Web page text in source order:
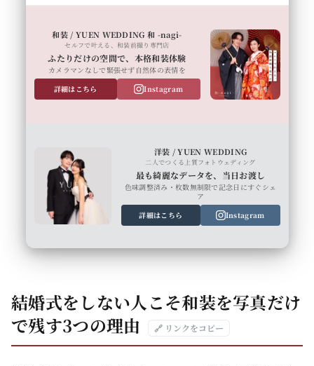
和装 / YUEN WEDDING 和 -nagi-
セルフで叶える、和装前撮り専門店
ふたりだけの空間で、本格和装体験
カメラマンなしで緊張せず自然体の表情を
詳細はこちら
Instagram
洋装 / YUEN WEDDING
二人でつくる上質フォトウェディング
最も綺麗なデータを、当日お渡し
色味調整済み・枚数無制限で記念日にすぐシェ
ア
詳細はこちら
Instagram
結婚式をしない人こそ和装を写真だけ
で残す3つの理由
🔗 リンクをコピー